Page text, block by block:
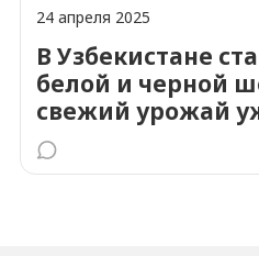
24 апреля 2025
В Узбекистане
белой и черной
свежий урожай